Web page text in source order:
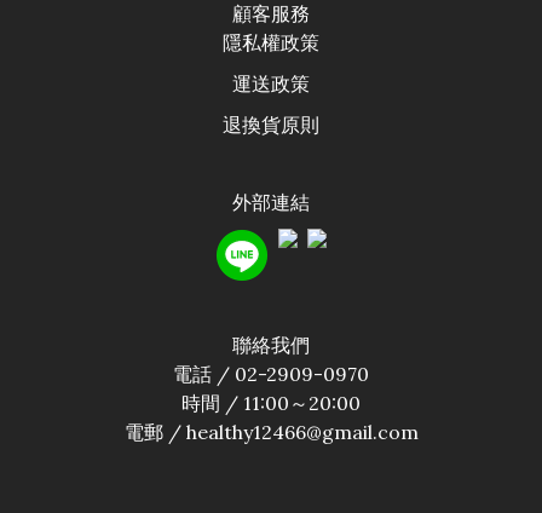
顧客服務
隱私權政策
運送政策
退換貨原則
外部連結
聯絡我們
電話 / 02-2909-0970
時間 / 11:00～20:00
電郵 / healthy12466@gmail.com